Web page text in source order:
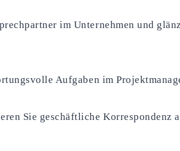
im Unternehmen und
Aufgaben im
Sie geschäftliche Korrespondenz